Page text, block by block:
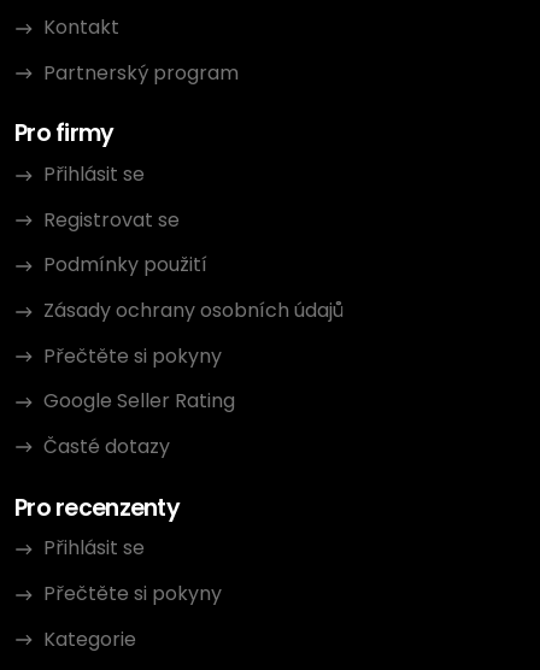
Kontakt
Partnerský program
Pro firmy
Přihlásit se
Registrovat se
Podmínky použití
Zásady ochrany osobních údajů
Přečtěte si pokyny
Google Seller Rating
Časté dotazy
Pro recenzenty
Přihlásit se
Přečtěte si pokyny
Kategorie